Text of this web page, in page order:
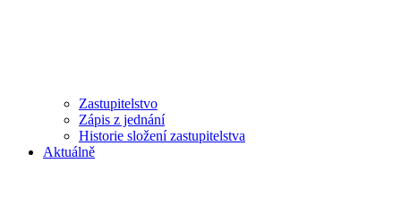
Zastupitelstvo
Zápis z jednání
Historie složení zastupitelstva
Aktuálně